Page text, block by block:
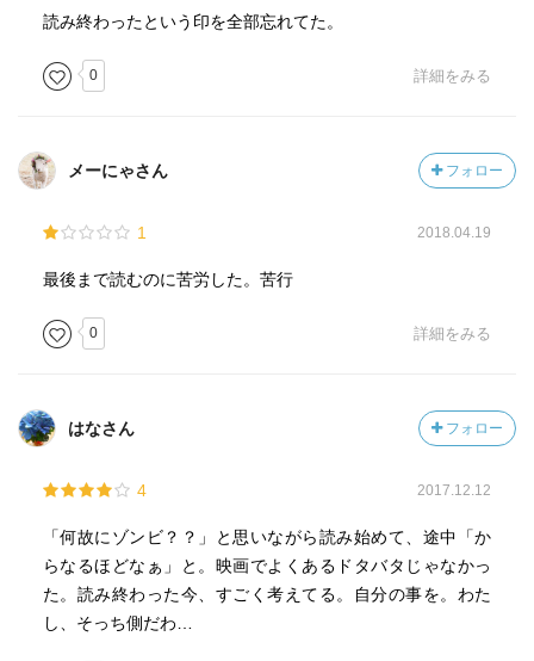
読み終わったという印を全部忘れてた。
0 詳細をみる
メーにゃさん フォロー
1 2018.04.19
最後まで読むのに苦労した。苦行
0 詳細をみる
はなさん フォロー
4 2017.12.12
「何故にゾンビ？？」と思いながら読み始めて、途中「か
らなるほどなぁ」と。映画でよくあるドタバタじゃなかっ
た。読み終わった今、すごく考えてる。自分の事を。わた
し、そっち側だわ…